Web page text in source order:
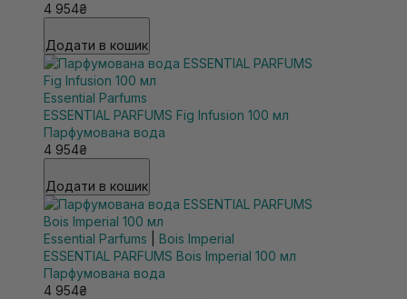
4 954₴
Додати в кошик
Essential Parfums
ESSENTIAL PARFUMS Fig Infusion 100 мл
Парфумована вода
4 954₴
Додати в кошик
Essential Parfums
Bois Imperial
ESSENTIAL PARFUMS Bois Imperial 100 мл
Парфумована вода
4 954₴